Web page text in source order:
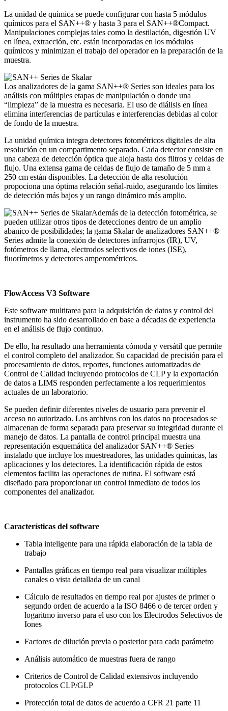
La unidad de química se puede configurar con hasta 5 módulos
químicos para el SAN++® y hasta 3 para el SAN++®Compact.
Manipulaciones complejas tales como la destilación, digestión UV
en línea, extracción, etc. están incorporadas en los módulos
químicos y minimizan el trabajo del operador en la preparación de la
muestra.
Los analizadores de la gama SAN++® Series son ideales para los
análisis con múltiples etapas de manipulación o donde una
“limpieza” de la muestra es necesaria. El uso de diálisis en línea
elimina interferencias de partículas e interferencias debidas al color
de fondo de la muestra.
La unidad química integra detectores fotométricos digitales de alta
resolución en un compartimento separado. Cada detector consiste en
una cabeza de detección óptica que aloja hasta dos filtros y celdas de
flujo. Una extensa gama de celdas de flujo de tamaño de 5 mm a
250 cm están disponibles. La detección de alta resolución
propociona una óptima relación señal-ruido, asegurando los límites
de detección más bajos y un rango dinámico más amplio.
Además de la detección fotométrica, se
pueden utilizar otros tipos de detecciones dentro de un amplio
abanico de posibilidades; la gama Skalar de analizadores SAN++®
Series admite la conexión de detectores infrarrojos (IR), UV,
fotómetros de llama, electrodos selectivos de iones (ISE),
fluorímetros y detectores amperométricos.
FlowAccess V3 Software
Este software multitarea para la adquisición de datos y control del
instrumento ha sido desarrollado en base a décadas de experiencia
en el análisis de flujo continuo.
De ello, ha resultado una herramienta cómoda y versátil que permite
el control completo del analizador. Su capacidad de precisión para el
procesamiento de datos, reportes, funciones automatizadas de
Control de Calidad incluyendo protocolos de CLP y la exportación
de datos a LIMS responden perfectamente a los requerimientos
actuales de un laboratorio.
Se pueden definir diferentes niveles de usuario para prevenir el
acceso no autorizado. Los archivos con los datos no procesados se
almacenan de forma separada para preservar su integridad durante el
manejo de datos. La pantalla de control principal muestra una
representación esquemática del analizador SAN++® Series
instalado que incluye los muestreadores, las unidades químicas, las
aplicaciones y los detectores. La identificación rápida de estos
elementos facilita las operaciones de rutina. El software está
diseñado para proporcionar un control inmediato de todos los
componentes del analizador.
Características del software
Tabla inteligente para una rápida elaboración de la tabla de
trabajo
Pantallas gráficas en tiempo real para visualizar múltiples
canales o vista detallada de un canal
Cálculo de resultados en tiempo real por ajustes de primer o
segundo orden de acuerdo a la ISO 8466 o de tercer orden y
logaritmo inverso para el uso con los Electrodos Selectivos de
Iones
Factores de dilución previa o posterior para cada parámetro
Análisis automático de muestras fuera de rango
Criterios de Control de Calidad extensivos incluyendo
protocolos CLP/GLP
Protección total de datos de acuerdo a CFR 21 parte 11